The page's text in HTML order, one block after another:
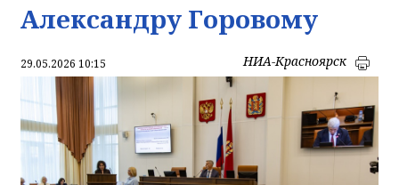
Александру Горовому
29.05.2026 10:15 НИА-Красноярск